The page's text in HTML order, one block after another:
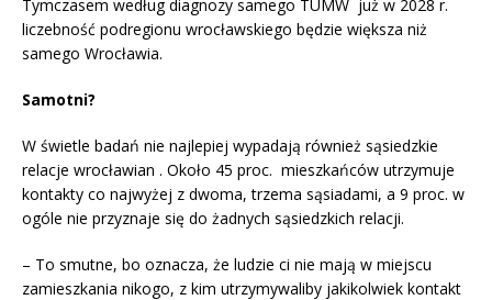
Tymczasem według diagnozy samego TUMW już w 2028 r.
liczebność podregionu wrocławskiego będzie większa niż
samego Wrocławia.
Samotni?
W świetle badań nie najlepiej wypadają również sąsiedzkie
relacje wrocławian . Około 45 proc. mieszkańców utrzymuje
kontakty co najwyżej z dwoma, trzema sąsiadami, a 9 proc. w
ogóle nie przyznaje się do żadnych sąsiedzkich relacji.
– To smutne, bo oznacza, że ludzie ci nie mają w miejscu
zamieszkania nikogo, z kim utrzymywaliby jakikolwiek kontakt